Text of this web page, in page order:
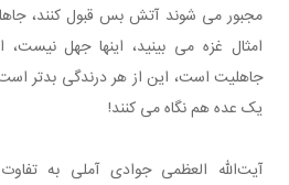
مجبور می شوند آتش بس قبول کنند،
امثال غزه می بینید، اینها جهل نیست،
جاهلیت است، این از هر درندگی بدتر
یک عده هم نگاه می کنند!
آیت‌الله العظمی جوادی آملی به